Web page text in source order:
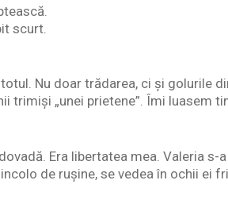
scurt.
Nu doar trădarea, ci și golurile
trimiși „unei prietene”. Îmi luasem
Era libertatea mea. Valeria s-
de rușine, se vedea în ochii ei